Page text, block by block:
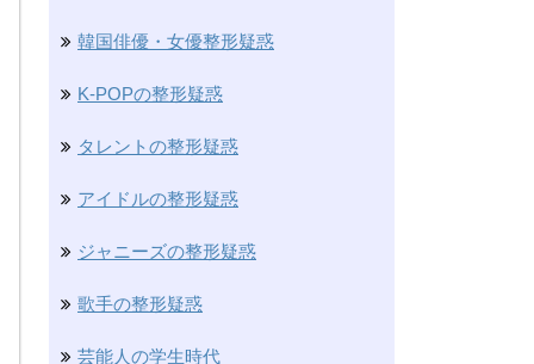
韓国俳優・女優整形疑惑
K-POPの整形疑惑
タレントの整形疑惑
アイドルの整形疑惑
ジャニーズの整形疑惑
歌手の整形疑惑
芸能人の学生時代